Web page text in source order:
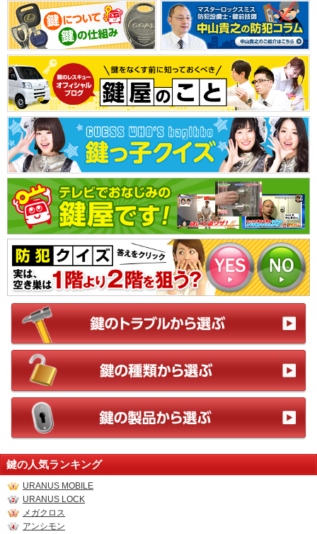
鍵の人気ランキング
URANUS MOBILE
URANUS LOCK
メガクロス
アンシモン